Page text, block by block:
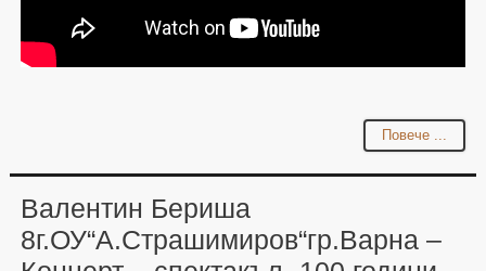
Повече ...
Валентин Бериша
8г.ОУ“А.Страшимиров“гр.Варна –